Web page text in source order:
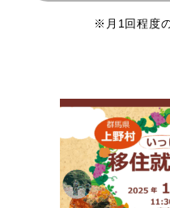
※月1回程度